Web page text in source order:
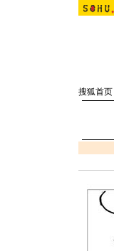
搜狐首页